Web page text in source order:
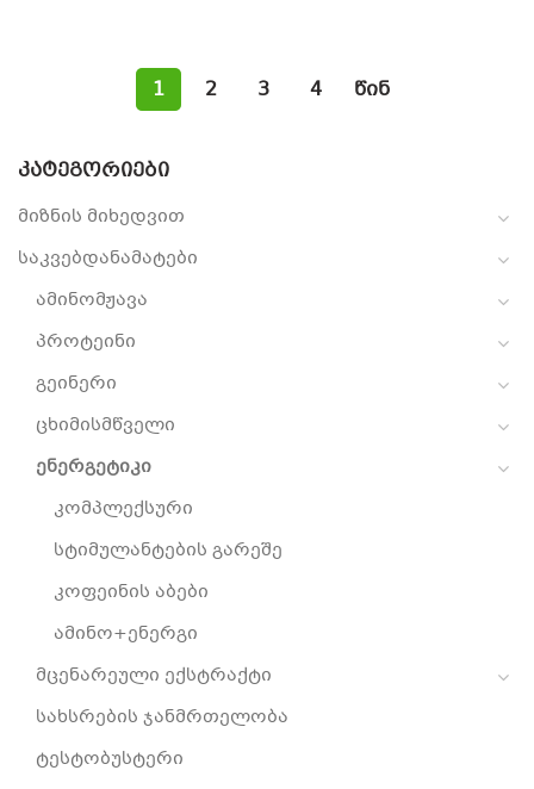
ᲙᲐᲢᲔᲒᲝᲠᲘᲔᲑᲘ
მიზნის მიხედვით
საკვებდანამატები
ამინომჟავა
პროტეინი
გეინერი
ცხიმისმწველი
ენერგეტიკი
კომპლექსური
სტიმულანტების გარეშე
კოფეინის აბები
ამინო+ენერგი
მცენარეული ექსტრაქტი
სახსრების ჯანმრთელობა
ტესტობუსტერი
1 2 3 4 წინ